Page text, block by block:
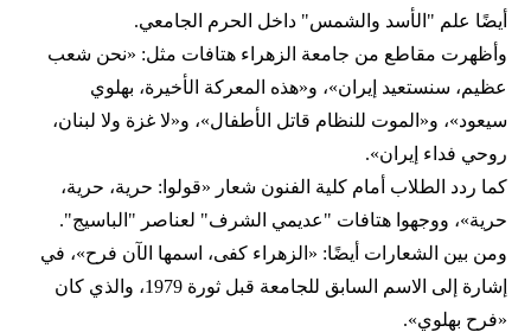
أيضًا علم "الأسد والشمس" داخل الحرم الجامعي.
وأظهرت مقاطع من جامعة الزهراء هتافات مثل: «نحن شعب
عظيم، سنستعيد إيران»، و«هذه المعركة الأخيرة، بهلوي
سيعود»، و«الموت للنظام قاتل الأطفال»، و«لا غزة ولا لبنان،
روحي فداء إيران».
كما ردد الطلاب أمام كلية الفنون شعار «قولوا: حرية، حرية،
حرية»، ووجهوا هتافات "عديمي الشرف" لعناصر "الباسيج".
ومن بين الشعارات أيضًا: «الزهراء كفى، اسمها الآن فرح»، في
إشارة إلى الاسم السابق للجامعة قبل ثورة 1979، والذي كان
«فرح بهلوي».